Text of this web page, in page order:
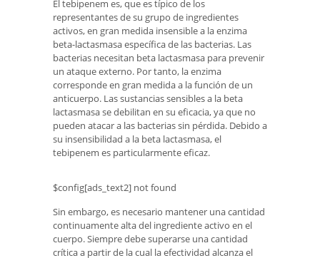
El tebipenem es, que es típico de los
representantes de su grupo de ingredientes
activos, en gran medida insensible a la enzima
beta-lactasmasa específica de las bacterias. Las
bacterias necesitan beta lactasmasa para prevenir
un ataque externo. Por tanto, la enzima
corresponde en gran medida a la función de un
anticuerpo. Las sustancias sensibles a la beta
lactasmasa se debilitan en su eficacia, ya que no
pueden atacar a las bacterias sin pérdida. Debido a
su insensibilidad a la beta lactasmasa, el
tebipenem es particularmente eficaz.
$config[ads_text2] not found
Sin embargo, es necesario mantener una cantidad
continuamente alta del ingrediente activo en el
cuerpo. Siempre debe superarse una cantidad
crítica a partir de la cual la efectividad alcanza el